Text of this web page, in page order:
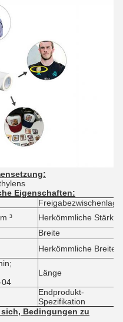
Eigenschaften:
Freigabezwischenlage
³
Herkömmliche Stärke
Breite
Herkömmliche Breite
04
Länge
Endprodukt-
Spezifikation
Bedingungen zu